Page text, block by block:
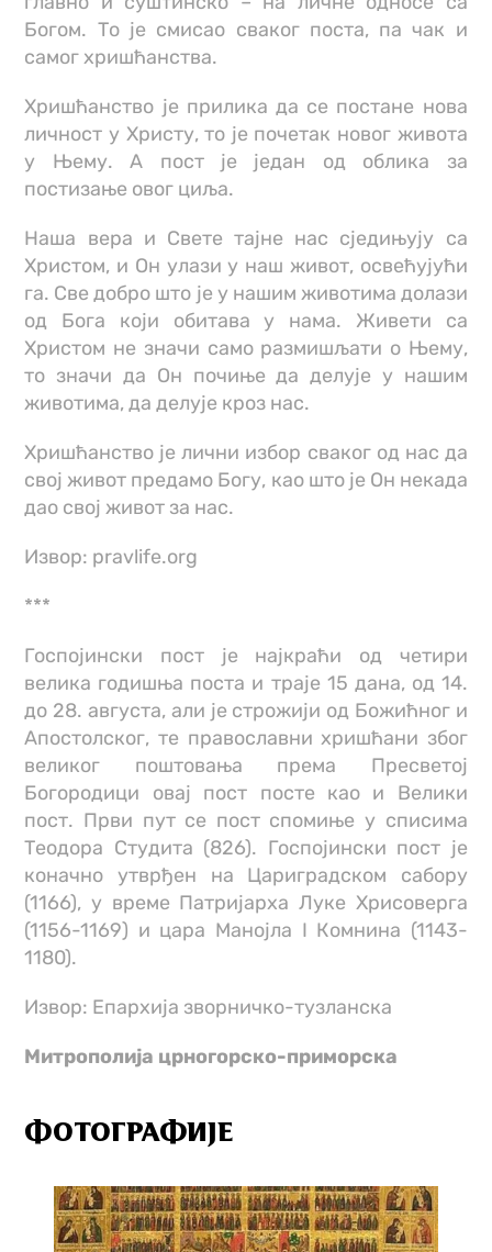
Богом. То је смисао сваког поста, па чак и
самог хришћанства.
Хришћанство је прилика да се постане нова
личност у Христу, то је почетак новог живота
у Њему. А пост је један од облика за
постизање овог циља.
Наша вера и Свете тајне нас сједињују са
Христом, и Он улази у наш живот, освећујући
га. Све добро што је у нашим животима долази
од Бога који обитава у нама. Живети са
Христом не значи само размишљати о Њему,
то значи да Он почиње да делује у нашим
животима, да делује кроз нас.
Хришћанство је лични избор сваког од нас да
свој живот предамо Богу, као што је Он некада
дао свој живот за нас.
Извор: pravlife.org
***
Госпојински пост је најкраћи од четири
велика годишња поста и траје 15 дана, од 14.
до 28. августа, али је строжији од Божићног и
Апостолског, те православни хришћани због
великог поштовања према Пресветој
Богородици овај пост посте као и Велики
пост. Први пут се пост спомиње у списима
Теодора Студита (826). Госпојински пост је
коначно утврђен на Цариградском сабору
(1166), у време Патријарха Луке Хрисоверга
(1156-1169) и цара Манојла I Комнина (1143-
1180).
Извор: Епархија зворничко-тузланска
Митрополија црногорско-приморска
ФОТОГРАФИЈЕ